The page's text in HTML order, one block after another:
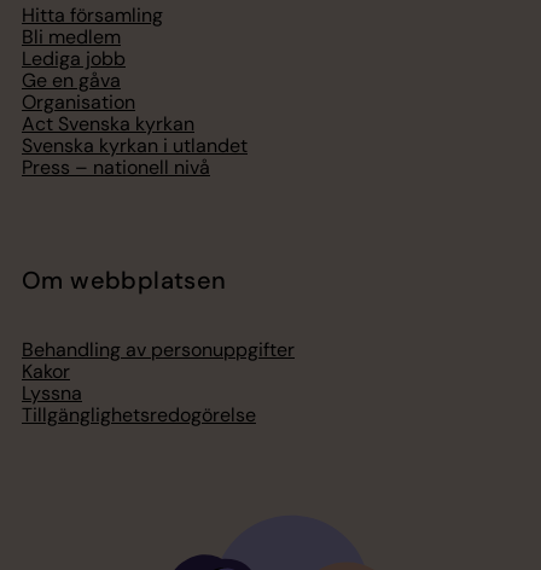
Hitta församling
Bli medlem
Lediga jobb
Ge en gåva
Organisation
Act Svenska kyrkan
Svenska kyrkan i utlandet
Press – nationell nivå
Om webbplatsen
Behandling av personuppgifter
Kakor
Lyssna
Tillgänglighetsredogörelse